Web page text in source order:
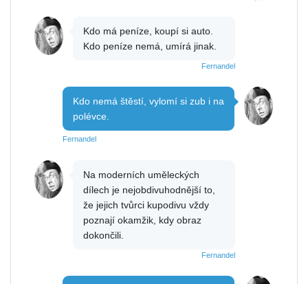
Kdo má peníze, koupí si auto.
Kdo peníze nemá, umírá jinak.
Fernandel
Kdo nemá štěstí, vylomí si zub i na
polévce.
Fernandel
Na moderních uměleckých
dílech je nejobdivuhodnější to,
že jejich tvůrci kupodivu vždy
poznají okamžik, kdy obraz
dokončili.
Fernandel